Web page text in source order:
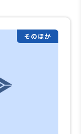
そのほか